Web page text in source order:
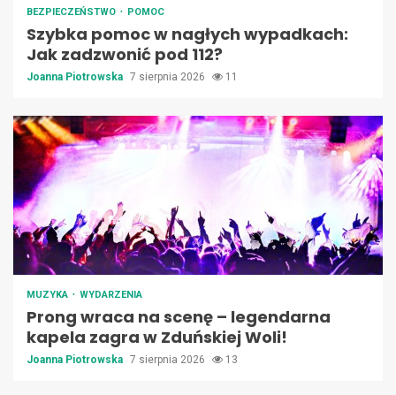
BEZPIECZEŃSTWO POMOC
Szybka pomoc w nagłych wypadkach:
Jak zadzwonić pod 112?
Joanna Piotrowska 7 sierpnia 2026 11
MUZYKA WYDARZENIA
Prong wraca na scenę – legendarna
kapela zagra w Zduńskiej Woli!
Joanna Piotrowska 7 sierpnia 2026 13